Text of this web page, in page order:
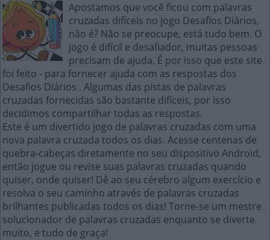
Apostamos que você ficou com palavras
cruzadas difíceis no jogo Desafios Diários,
não é? Não se preocupe, está tudo bem. O
jogo é difícil e desafiador, muitas pessoas
precisam de ajuda. É por isso que este site
foi feito - para fornecer ajuda com as respostas dos
Desafios Diários . Algumas das pistas de palavras
cruzadas fornecidas são bastante difíceis, por isso
decidimos compartilhar todas as respostas.
Este é um divertido jogo de palavras cruzadas com uma
nova palavra cruzada todos os dias. Acesse centenas de
quebra-cabeças diretamente no seu dispositivo Android,
então jogue ou revise suas palavras cruzadas quando
quiser, onde quiser! Dê ao seu cérebro algum exercício e
resolva o seu caminho através de palavras cruzadas
brilhantes publicadas todos os dias! Torne-se um mestre
solucionador de palavras cruzadas enquanto se diverte
muito, e tudo de graça!